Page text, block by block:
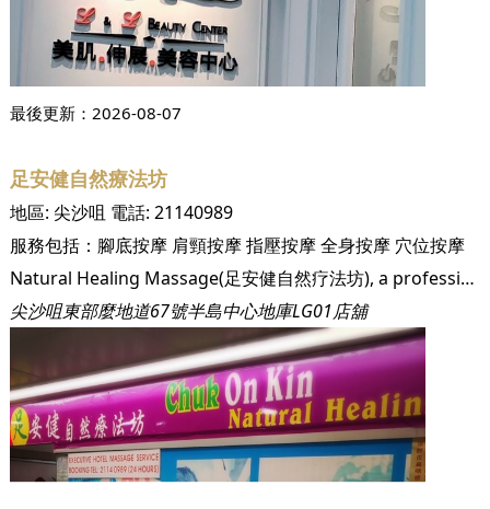
最後更新： 2026-08-07
足安健自然療法坊
地區: 尖沙咀電話: 21140989
服務包括： 腳底按摩肩頸按摩指壓按摩全身按摩 穴位按摩
Natural Healing Massage(足安健自然疗法坊), a professional massage therapist nears you.
尖沙咀東部麼地道67號半島中心地庫LG01店舖